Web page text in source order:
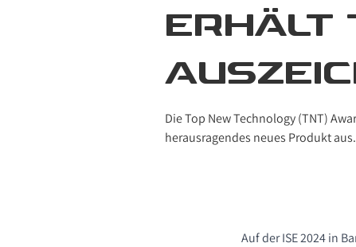
ERHÄLT
Die Top New Technology (TNT)
herausragendes neues Produkt aus.
Auf der ISE 2024 in